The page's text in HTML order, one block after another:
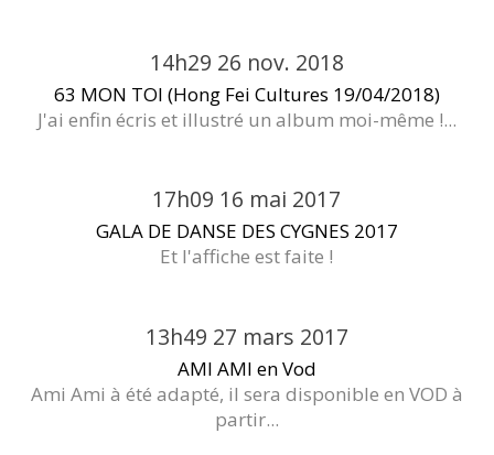
14h29 26 nov. 2018
63 MON TOI (Hong Fei Cultures 19/04/2018)
J'ai enfin écris et illustré un album moi-même !...
17h09 16 mai 2017
GALA DE DANSE DES CYGNES 2017
Et l'affiche est faite !
13h49 27 mars 2017
AMI AMI en Vod
Ami Ami à été adapté, il sera disponible en VOD à
partir...